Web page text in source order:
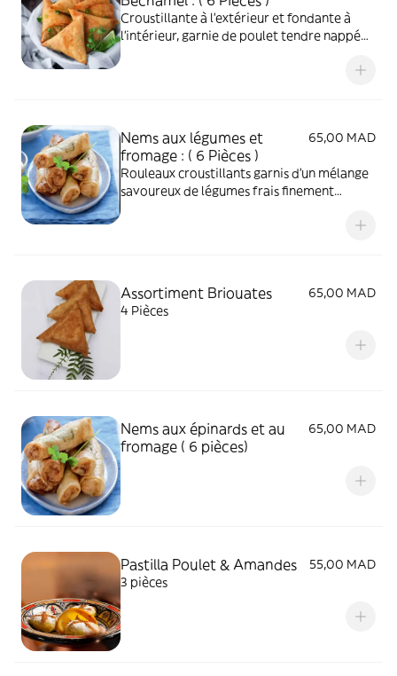
Croustillante à l’extérieur et fondante à
l’intérieur, garnie de poulet tendre nappé
Nems aux légumes et
fromage : ( 6 Pièces )
65,00 MAD
Rouleaux croustillants garnis d’un mélange
savoureux de légumes frais finement
saveurs, parfaits en entrée ou à partager.
Assortiment Briouates
65,00 MAD
4 Pièces
Nems aux épinards et au
fromage ( 6 pièces)
65,00 MAD
Pastilla Poulet & Amandes
55,00 MAD
3 pièces